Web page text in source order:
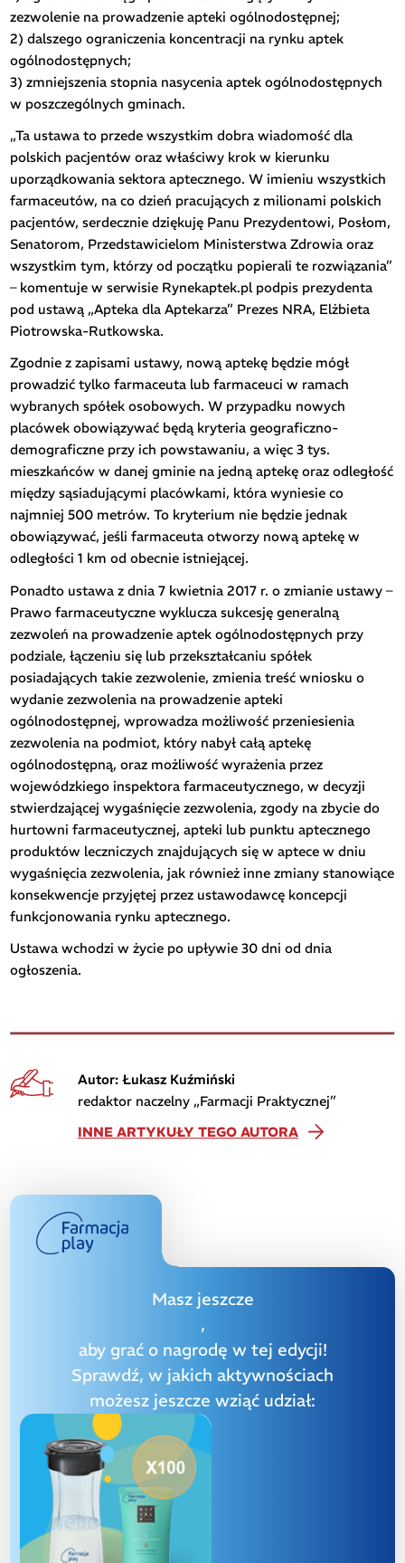
zezwolenie na prowadzenie apteki ogólnodostępnej;
2) dalszego ograniczenia koncentracji na rynku aptek
ogólnodostępnych;
3) zmniejszenia stopnia nasycenia aptek ogólnodostępnych
w poszczególnych gminach.
„Ta ustawa to przede wszystkim dobra wiadomość dla
polskich pacjentów oraz właściwy krok w kierunku
uporządkowania sektora aptecznego. W imieniu wszystkich
farmaceutów, na co dzień pracujących z milionami polskich
pacjentów, serdecznie dziękuję Panu Prezydentowi, Posłom,
Senatorom, Przedstawicielom Ministerstwa Zdrowia oraz
wszystkim tym, którzy od początku popierali te rozwiązania”
– komentuje w serwisie Rynekaptek.pl podpis prezydenta
pod ustawą „Apteka dla Aptekarza” Prezes NRA, Elżbieta
Piotrowska-Rutkowska.
Zgodnie z zapisami ustawy, nową aptekę będzie mógł
prowadzić tylko farmaceuta lub farmaceuci w ramach
wybranych spółek osobowych. W przypadku nowych
placówek obowiązywać będą kryteria geograficzno-
demograficzne przy ich powstawaniu, a więc 3 tys.
mieszkańców w danej gminie na jedną aptekę oraz odległość
między sąsiadującymi placówkami, która wyniesie co
najmniej 500 metrów. To kryterium nie będzie jednak
obowiązywać, jeśli farmaceuta otworzy nową aptekę w
odległości 1 km od obecnie istniejącej.
Ponadto ustawa z dnia 7 kwietnia 2017 r. o zmianie ustawy –
Prawo farmaceutyczne wyklucza sukcesję generalną
zezwoleń na prowadzenie aptek ogólnodostępnych przy
podziale, łączeniu się lub przekształcaniu spółek
posiadających takie zezwolenie, zmienia treść wniosku o
wydanie zezwolenia na prowadzenie apteki
ogólnodostępnej, wprowadza możliwość przeniesienia
zezwolenia na podmiot, który nabył całą aptekę
ogólnodostępną, oraz możliwość wyrażenia przez
wojewódzkiego inspektora farmaceutycznego, w decyzji
stwierdzającej wygaśnięcie zezwolenia, zgody na zbycie do
hurtowni farmaceutycznej, apteki lub punktu aptecznego
produktów leczniczych znajdujących się w aptece w dniu
wygaśnięcia zezwolenia, jak również inne zmiany stanowiące
konsekwencje przyjętej przez ustawodawcę koncepcji
funkcjonowania rynku aptecznego.
Ustawa wchodzi w życie po upływie 30 dni od dnia
ogłoszenia.
Autor: Łukasz Kuźmiński
redaktor naczelny „Farmacji Praktycznej”
INNE ARTYKUŁY TEGO AUTORA
Masz jeszcze
,
aby grać o nagrodę w tej edycji!
Sprawdź, w jakich aktywnościach
możesz jeszcze wziąć udział: